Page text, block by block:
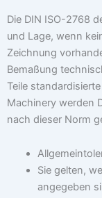
Die DIN ISO-2768
und Lage, wenn
Zeichnung
Bemaßung
Teile
Machinery werden
nach dieser Norm
Sie gelten,
angegeben